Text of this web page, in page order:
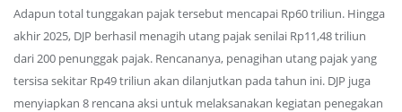
Adapun total tunggakan pajak tersebut mencapai Rp60 triliun. Hingga
akhir 2025, DJP berhasil menagih utang pajak senilai Rp11,48 triliun
dari 200 penunggak pajak. Rencananya, penagihan utang pajak yang
tersisa sekitar Rp49 triliun akan dilanjutkan pada tahun ini. DJP juga
menyiapkan 8 rencana aksi untuk melaksanakan kegiatan penegakan